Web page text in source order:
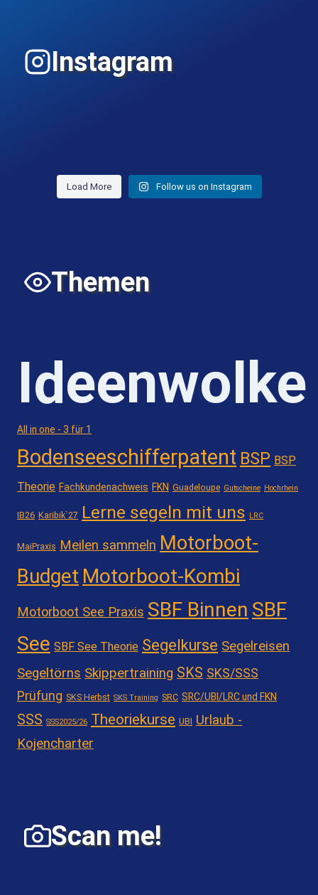
Instagram
Load More Follow us on Instagram
Themen
Ideenwolke
All in one - 3 für 1
Bodenseeschifferpatent BSP BSP
Theorie Fachkundenachweis FKN Guadeloupe Gutscheine Hochrhein
IB26 Karibik`27 Lerne segeln mit uns LRC
MaiPraxis Meilen sammeln Motorboot-
Budget Motorboot-Kombi
Motorboot See Praxis SBF Binnen SBF
See SBF See Theorie Segelkurse Segelreisen
Segeltörns Skippertraining SKS SKS/SSS
Prüfung SKS Herbst SKS Training SRC SRC/UBI/LRC und FKN
SSS SSS2025/26 Theoriekurse UBI Urlaub -
Kojencharter
Scan me!